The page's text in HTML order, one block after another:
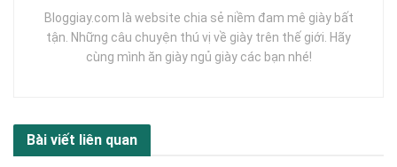
Bloggiay.com là website chia sẻ niềm đam mê giày bất
tận. Những câu chuyện thú vị về giày trên thế giới. Hãy
cùng mình ăn giày ngủ giày các bạn nhé!
Bài viết liên quan